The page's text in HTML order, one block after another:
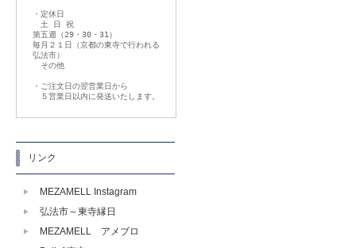
・定休日
土 日 祝
第五週（29・30・31）
毎月２１日（京都の東寺で行われる
弘法市）
その他
・ご注文日の翌営業日から
５営業日以内に発送いたします。
リンク
MEZAMELL Instagram
弘法市～東寺縁日
MEZAMELL アメブロ